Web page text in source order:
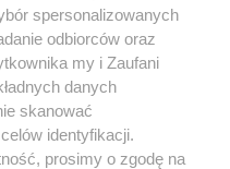
spersonalizowanych
odbiorców oraz
my i Zaufani
danych
skanować
identyfikacji.
prosimy o zgodę na